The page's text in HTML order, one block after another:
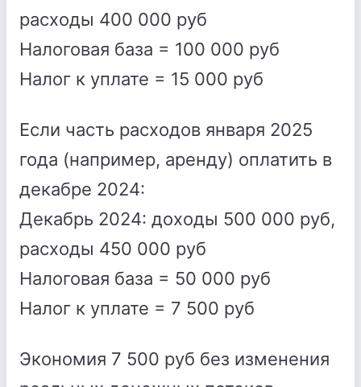
расходы 400 000 руб
Налоговая база = 100 000 руб
Налог к уплате = 15 000 руб
Если часть расходов января 2025
года (например, аренду) оплатить в
декабре 2024:
Декабрь 2024: доходы 500 000 руб,
расходы 450 000 руб
Налоговая база = 50 000 руб
Налог к уплате = 7 500 руб
Экономия 7 500 руб без изменения